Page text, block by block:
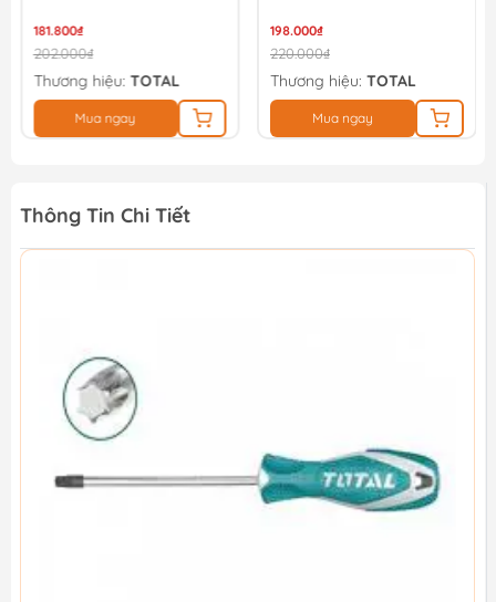
181.800₫
202.000₫
Thương hiệu: TOTAL
Mua ngay
198.000₫
220.000₫
Thương hiệu: TOTAL
Mua ngay
Thông Tin Chi Tiết